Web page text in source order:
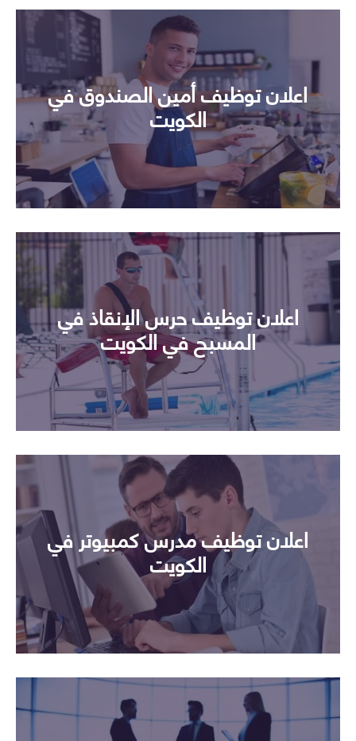
اعلان توظيف أمين الصندوق في
الكويت
اعلان توظيف حرس الإنقاذ في
المسبح في الكويت
اعلان توظيف مدرس كمبيوتر في
الكويت